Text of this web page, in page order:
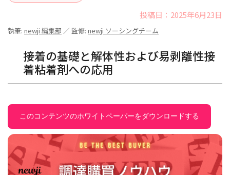
投稿日：2025年6月23日
執筆: newji 編集部 ／ 監修: newji ソーシングチーム
接着の基礎と解体性および易剥離性接
着粘着剤への応用
このコンテンツのホワイトペーパーをダウンロードする